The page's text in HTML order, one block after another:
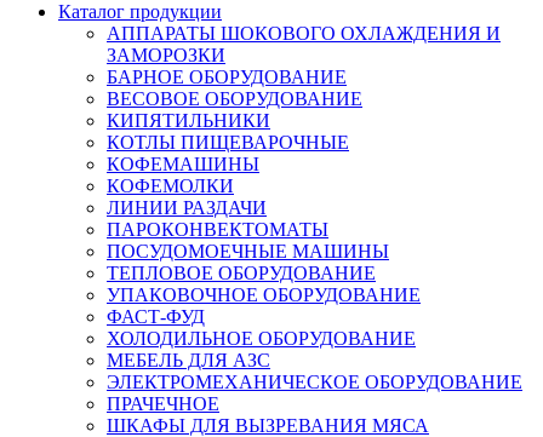
Каталог продукции
АППАРАТЫ ШОКОВОГО ОХЛАЖДЕНИЯ И
ЗАМОРОЗКИ
БАРНОЕ ОБОРУДОВАНИЕ
ВЕСОВОЕ ОБОРУДОВАНИЕ
КИПЯТИЛЬНИКИ
КОТЛЫ ПИЩЕВАРОЧНЫЕ
КОФЕМАШИНЫ
КОФЕМОЛКИ
ЛИНИИ РАЗДАЧИ
ПАРОКОНВЕКТОМАТЫ
ПОСУДОМОЕЧНЫЕ МАШИНЫ
ТЕПЛОВОЕ ОБОРУДОВАНИЕ
УПАКОВОЧНОЕ ОБОРУДОВАНИЕ
ФАСТ-ФУД
ХОЛОДИЛЬНОЕ ОБОРУДОВАНИЕ
МЕБЕЛЬ ДЛЯ АЗС
ЭЛЕКТРОМЕХАНИЧЕСКОЕ ОБОРУДОВАНИЕ
ПРАЧЕЧНОЕ
ШКАФЫ ДЛЯ ВЫЗРЕВАНИЯ МЯСА